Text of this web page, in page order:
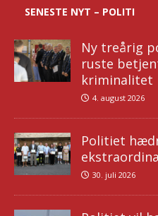
SENESTE NYT – POLITI
Ny treårig
ruste
kriminalitet
4. august 2026
Politiet
30. juli 2026